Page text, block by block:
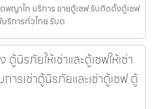
พญาไท บริการ ขายตู้เซฟ รับติดตั้งตู้เซฟ
ริการทั่วไทย รับต
นิรภัยให้เช่าและตู้เซฟให้เช่า
รเช่าตู้นิรภัยและเช่าตู้เซฟ ตู้